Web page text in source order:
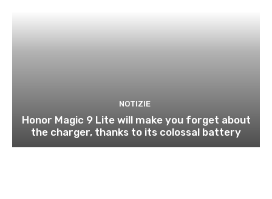
NOTIZIE
Honor Magic 9 Lite will make you forget about
the charger, thanks to its colossal battery